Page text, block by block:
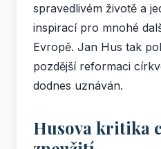
spravedlivém životě a
inspirací pro mnohé
Evropě. Jan Hus tak
pozdější reformaci
dodnes uznáván.
Husova kritika